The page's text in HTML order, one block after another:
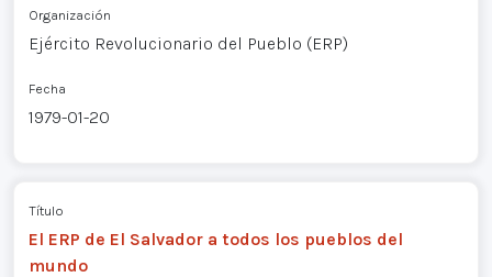
Organización
Ejército Revolucionario del Pueblo (ERP)
Fecha
1979-01-20
Título
El ERP de El Salvador a todos los pueblos del
mundo